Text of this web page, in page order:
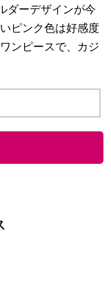
ダーデザインが今
ピンク色は好感度
ンピースで、カジ